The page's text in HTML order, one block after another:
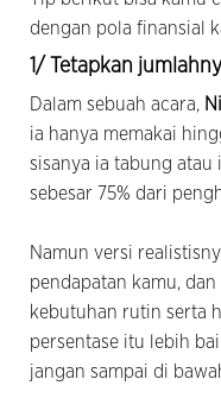
dengan pola finansial
1/ Tetapkan
Dalam sebuah acara,
ia hanya memakai
sisanya ia tabung atau
sebesar 75% dari
Namun versi
pendapatan kamu,
kebutuhan rutin serta
persentase itu lebih
jangan sampai di